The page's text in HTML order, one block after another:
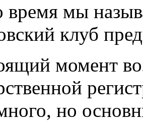
время мы
клуб
момент
но